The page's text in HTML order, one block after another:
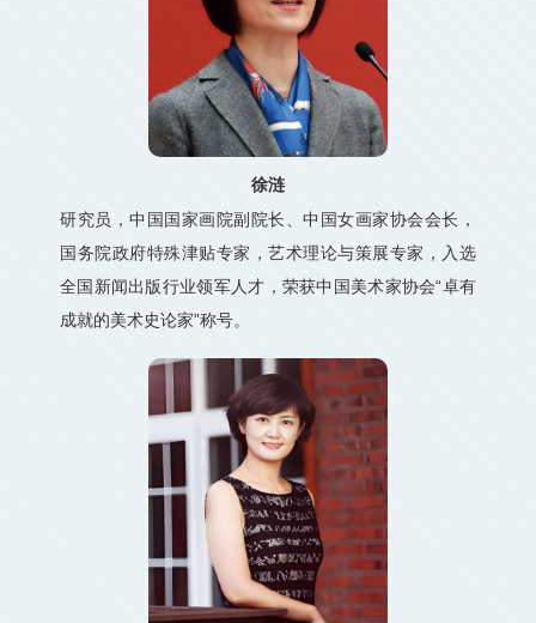
徐涟
研究员，中国国家画院副院长、中国女画家协会会长，
国务院政府特殊津贴专家，艺术理论与策展专家，入选
全国新闻出版行业领军人才，荣获中国美术家协会“卓有
成就的美术史论家”称号。